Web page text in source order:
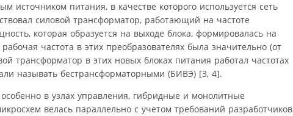
источником питания, в качестве которого используется сеть
силовой трансформатор, работающий на частоте
которая образуется на выходе блока, формировалась на
частота в этих преобразователях была значительно (от
трансформатор в этих новых блоках питания работал частотах
называть бестрансформаторными (БИВЭ) [3, 4].
в узлах управления, гибридные и монолитные
велась параллельно с учетом требований разработчиков